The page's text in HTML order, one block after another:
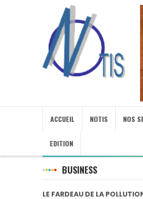
ACCUEIL NOTIS NOS
EDITION
BUSINESS
LE FARDEAU DE LA